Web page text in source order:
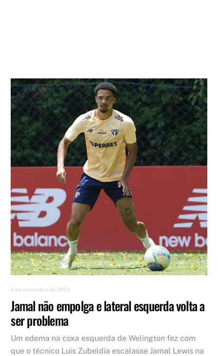
6 de novembro de 2024
Jamal não empolga e lateral esquerda volta a
ser problema
Um edema na coxa esquerda de Welington fez com
que o técnico Luis Zubeldía escalasse Jamal Lewis na